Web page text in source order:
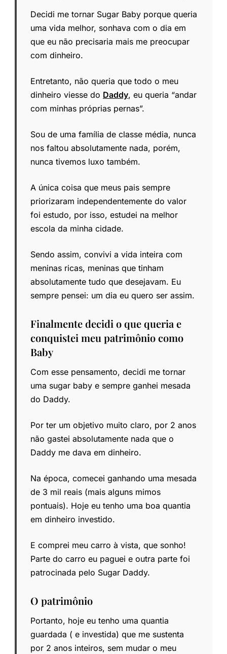
Decidi me tornar Sugar Baby porque queria
uma vida melhor, sonhava com o dia em
que eu não precisaria mais me preocupar
com dinheiro.
Entretanto, não queria que todo o meu
dinheiro viesse do Daddy, eu queria “andar
com minhas próprias pernas”.
Sou de uma família de classe média, nunca
nos faltou absolutamente nada, porém,
nunca tivemos luxo também.
A única coisa que meus pais sempre
priorizaram independentemente do valor
foi estudo, por isso, estudei na melhor
escola da minha cidade.
Sendo assim, convivi a vida inteira com
meninas ricas, meninas que tinham
absolutamente tudo que desejavam. Eu
sempre pensei: um dia eu quero ser assim.
Finalmente decidi o que queria e
conquistei meu patrimônio como
Baby
Com esse pensamento, decidi me tornar
uma sugar baby e sempre ganhei mesada
do Daddy.
Por ter um objetivo muito claro, por 2 anos
não gastei absolutamente nada que o
Daddy me dava em dinheiro.
Na época, comecei ganhando uma mesada
de 3 mil reais (mais alguns mimos
pontuais). Hoje eu tenho uma boa quantia
em dinheiro investido.
E comprei meu carro à vista, que sonho!
Parte do carro eu paguei e outra parte foi
patrocinada pelo Sugar Daddy.
O patrimônio
Portanto, hoje eu tenho uma quantia
guardada ( e investida) que me sustenta
por 2 anos inteiros, sem mudar o meu